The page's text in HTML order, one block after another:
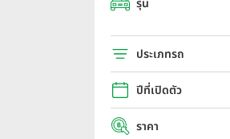
ประเภทรถ
ปีที่เปิดตัว
ราคา